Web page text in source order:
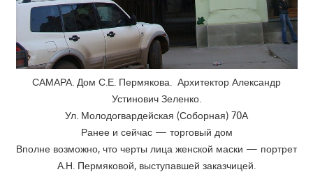
САМАРА. Дом С.Е. Пермякова. Архитектор Александр
Устинович Зеленко.
Ул. Молодогвардейская (Соборная) 70А
Ранее и сейчас — торговый дом
Вполне возможно, что черты лица женской маски — портрет
А.Н. Пермяковой, выступавшей заказчицей.